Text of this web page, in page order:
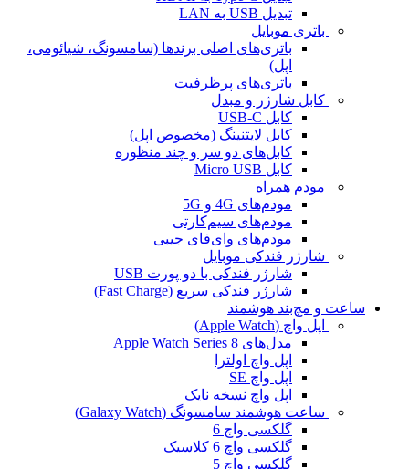
تبدیل USB به LAN
باتری موبایل
باتری‌های اصلی برندها (سامسونگ، شیائومی،
اپل)
باتری‌های پرظرفیت
کابل شارژر و مبدل
کابل USB-C
کابل لایتنینگ (مخصوص اپل)
کابل‌های دو سر و چند منظوره
کابل Micro USB
مودم همراه
مودم‌های 4G و 5G
مودم‌های سیم‌کارتی
مودم‌های وای‌فای جیبی
شارژر فندکی موبایل
شارژر فندکی با دو پورت USB
شارژر فندکی سریع (Fast Charge)
ساعت و مچ‌بند هوشمند
اپل واچ (Apple Watch)
مدل‌های Apple Watch Series 8
اپل واچ اولترا
اپل واچ SE
اپل واچ نسخه نایک
ساعت هوشمند سامسونگ (Galaxy Watch)
گلکسی واچ 6
گلکسی واچ 6 کلاسیک
گلکسی واچ 5